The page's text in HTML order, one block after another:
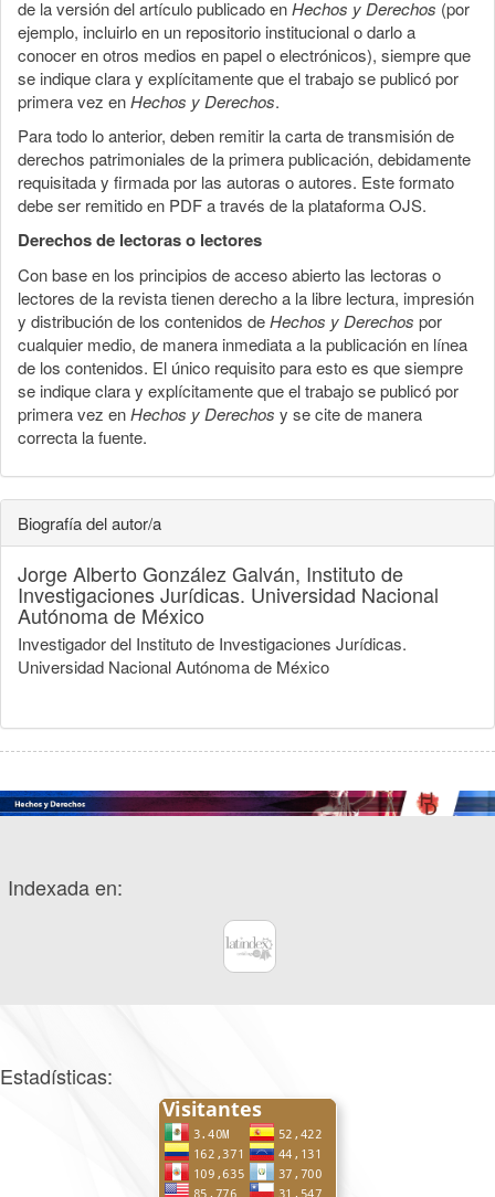
de la versión del artículo publicado enHechos y Derechos (por
ejemplo, incluirlo en un repositorio institucional o darlo a
conocer en otros medios en papel o electrónicos), siempre que
se indique clara y explícitamente que el trabajo se publicó por
primera vez enHechos y Derechos.
Para todo lo anterior, deben remitir la carta de transmisión de
derechos patrimoniales de la primera publicación, debidamente
requisitada y firmada por las autoras o autores. Este formato
debe ser remitido en PDF a través de la plataforma OJS.
Derechos de lectoras o lectores
Con base en los principios de acceso abierto las lectoras o
lectores de la revista tienen derecho a la libre lectura, impresión
y distribución de los contenidos deHechos y Derechos por
cualquier medio, de manera inmediata a la publicación en línea
de los contenidos. El único requisito para esto es que siempre
se indique clara y explícitamente que el trabajo se publicó por
primera vez enHechos y Derechos y se cite de manera
correcta la fuente.
Biografía del autor/a
Jorge Alberto González Galván, Instituto de
Investigaciones Jurídicas. Universidad Nacional
Autónoma de México
Investigador del Instituto de Investigaciones Jurídicas.
Universidad Nacional Autónoma de México
Indexada en:
Estadísticas: